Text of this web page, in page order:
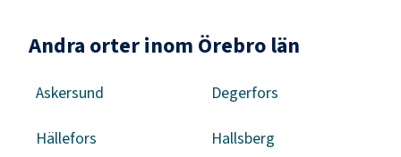
Andra orter inom Örebro län
Askersund Degerfors
Hällefors Hallsberg